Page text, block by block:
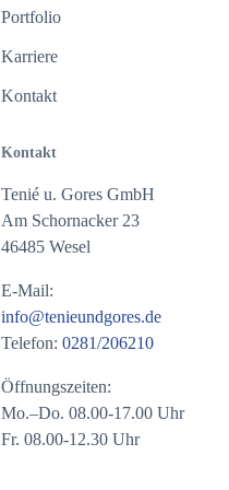
Portfolio
Karriere
Kontakt
Kontakt
Tenié u. Gores GmbH
Am Schornacker 23
46485 Wesel
E-Mail:
info@tenieundgores.de
Telefon: 0281/206210
Öffnungszeiten:
Mo.–Do. 08.00-17.00 Uhr
Fr. 08.00-12.30 Uhr